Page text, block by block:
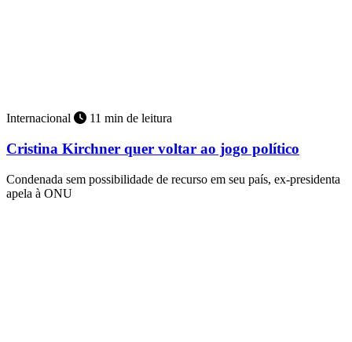
Internacional 11 min de leitura
Cristina Kirchner quer voltar ao jogo político
Condenada sem possibilidade de recurso em seu país, ex-presidenta
apela à ONU